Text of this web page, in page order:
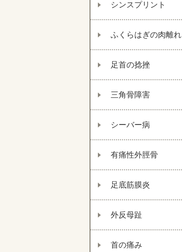
シンスプリント
ふくらはぎの肉離れ
足首の捻挫
三角骨障害
シーバー病
有痛性外脛骨
足底筋膜炎
外反母趾
首の痛み